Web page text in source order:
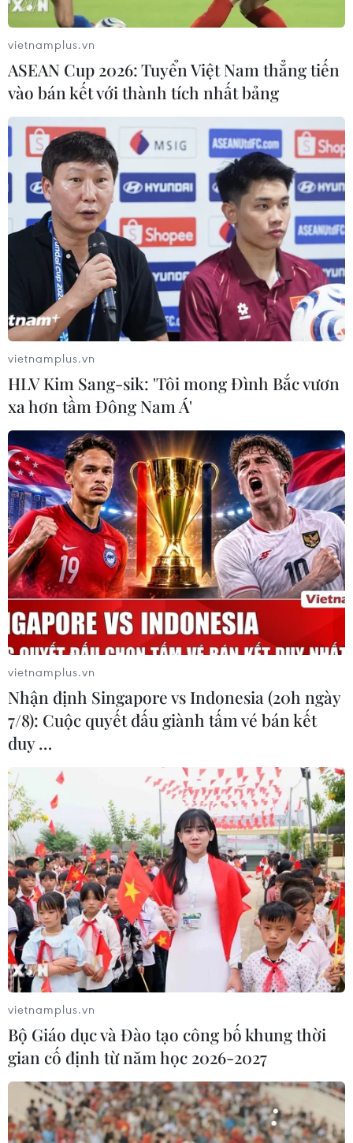
Nga, Mỹ, NATO ngồi vào bàn đàm phán:
Khe cửa hẹp cho quan hệ Đông-Tây
14/01/2022 12:42
Các bên đều duy trì lập trường cứng rắn nhằm bảo vệ
lợi ích riêng, từ đó phơi bày những bất đồng về hàng
loạt vấn đề then chốt trong hai dự thảo thỏa thuận an
ninh mà Moskva đã đưa ra trước đó.
Nga đánh giá tích cực việc Tổng thống Mỹ
sẵn sàng đàm phán về an ninh
16/02/2022 12:39
Ngày 16/2, người phát ngôn Điện Kremlin Dmitry Peskov
cho biết Moskva đánh giá tích cực việc Tổng thống Mỹ
Joe Biden bày tỏ sẵn sàng đàm phán với Nga về an
ninh.
Nga: Mỹ không phản ứng mang tính xây
dựng về vấn đề an ninh của Moskva
17/02/2022 23:40
Bộ Ngoại giao Nga nhấn mạnh trong trường hợp Mỹ
không nhất trí về những cam kết đảm bảo an ninh của
Moskva, Nga sẽ buộc phải đáp trả, trong đó có khả
năng triển khai các biện pháp quân sự-kỹ thuật.
vietnamplus.vn
ASEAN Cup 2026: Tuyển Việt Nam thẳng tiến
vào bán kết với thành tích nhất bảng
vietnamplus.vn
HLV Kim Sang-sik: 'Tôi mong Đình Bắc vươn
xa hơn tầm Đông Nam Á'
vietnamplus.vn
Nhận định Singapore vs Indonesia (20h ngày
7/8): Cuộc quyết đấu giành tấm vé bán kết
duy …
vietnamplus.vn
Bộ Giáo dục và Đào tạo công bố khung thời
gian cố định từ năm học 2026-2027